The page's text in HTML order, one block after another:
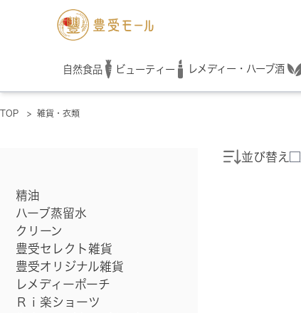
自然食品 ビューティー レメディー・ハーブ酒
TOP > 雑貨・衣類
精油
ハーブ蒸留水
クリーン
豊受セレクト雑貨
豊受オリジナル雑貨
レメディーポーチ
Ｒｉ楽ショーツ
並び替え